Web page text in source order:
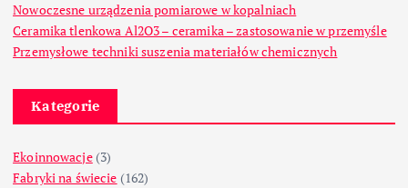
Nowoczesne urządzenia pomiarowe w kopalniach
Ceramika tlenkowa Al2O3 – ceramika – zastosowanie w przemyśle
Przemysłowe techniki suszenia materiałów chemicznych
Kategorie
Ekoinnowacje(3)
Fabryki na świecie (162)